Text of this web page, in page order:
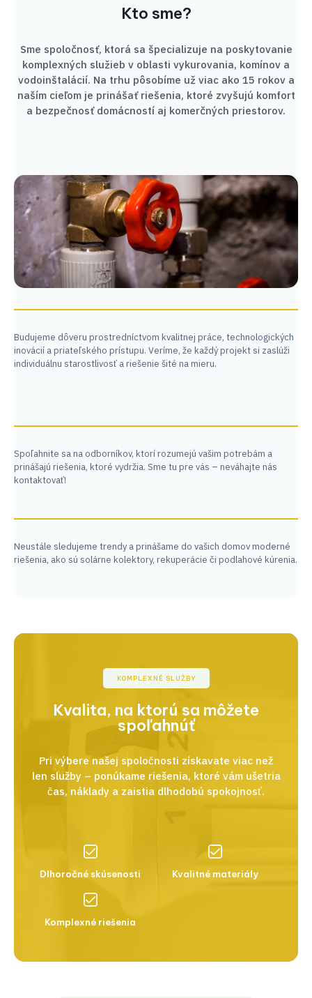
Kto sme?
Sme spoločnosť, ktorá sa špecializuje na poskytovanie
komplexných služieb v oblasti vykurovania, komínov a
vodoinštalácií. Na trhu pôsobíme už viac ako 15 rokov a
naším cieľom je prinášať riešenia, ktoré zvyšujú komfort
a bezpečnosť domácností aj komerčných priestorov.
Budujeme dôveru prostredníctvom kvalitnej práce, technologických
inovácií a priateľského prístupu. Veríme, že každý projekt si zaslúži
individuálnu starostlivosť a riešenie šité na mieru.
Spoľahnite sa na odborníkov, ktorí rozumejú vašim potrebám a
prinášajú riešenia, ktoré vydržia. Sme tu pre vás – neváhajte nás
kontaktovať!
Neustále sledujeme trendy a prinášame do vašich domov moderné
riešenia, ako sú solárne kolektory, rekuperácie či podlahové kúrenia.
KOMPLEXNÉ SLUŽBY
Kvalita, na ktorú sa môžete
spoľahnúť
Pri výbere našej spoločnosti získavate viac než
len služby – ponúkame riešenia, ktoré vám ušetria
čas, náklady a zaistia dlhodobú spokojnosť.
Dlhoročné skúsenosti Kvalitné materiály
Komplexné riešenia